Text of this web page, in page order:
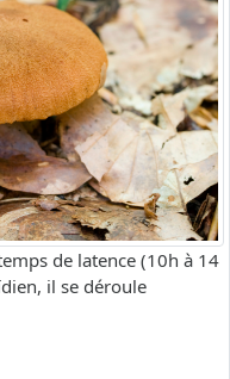
de latence (10h à 14
il se déroule